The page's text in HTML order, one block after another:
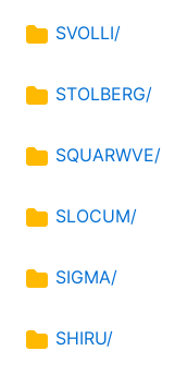
SVOLLI/
STOLBERG/
SQUARWVE/
SLOCUM/
SIGMA/
SHIRU/